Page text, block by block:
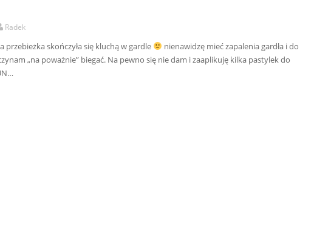
Radek
przebieżka skończyła się kluchą w gardle
nienawidzę mieć zapalenia gardła i do
„na poważnie” biegać. Na pewno się nie dam i zaaplikuję kilka pastylek do